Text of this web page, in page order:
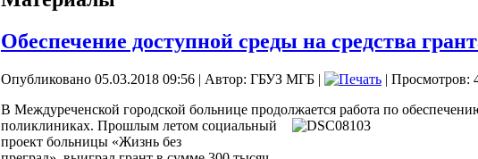
Обеспечение доступной среды на средства
Опубликовано 05.03.2018 09:56 | Автор: ГБУЗ МГБ |
| Просмотров:
В Междуреченской городской больнице продолжается работа по
поликлиниках. Прошлым летом социальный
проект больницы «Жизнь без